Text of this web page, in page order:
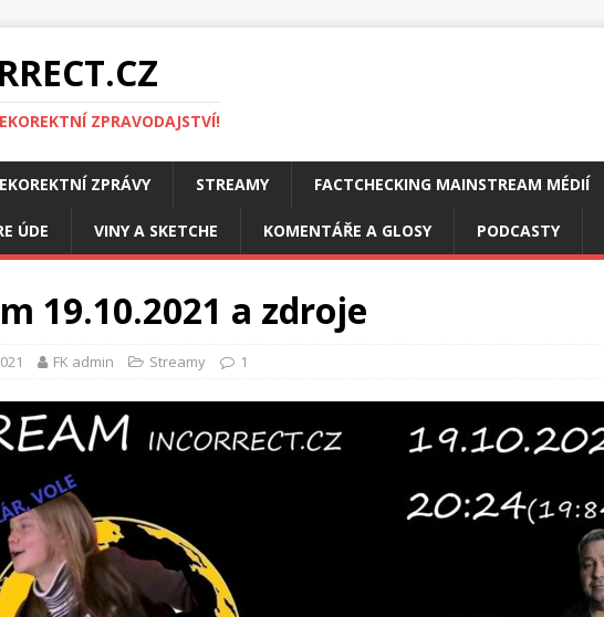
ZPRAVODAJSTVÍ!
ZPRÁVY STREAMY FACTCHECKING MAINSTREAM MÉDIÍ
ÚDE VINY A SKETCHE KOMENTÁŘE A GLOSY PODCASTY
19.10.2021 a zdroje
FK admin Streamy 1